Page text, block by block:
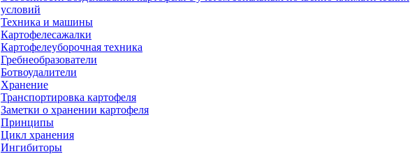
условий
Техника и машины
Картофелесажалки
Картофелеуборочная техника
Гребнеобразователи
Ботвоудалители
Хранение
Транспортировка картофеля
Заметки о хранении картофеля
Принципы
Цикл хранения
Ингибиторы